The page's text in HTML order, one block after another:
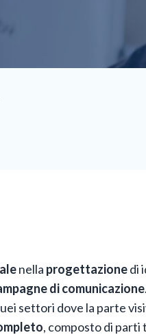
nella progettazionedi
di comunicazione
settori dove la parte
, composto di